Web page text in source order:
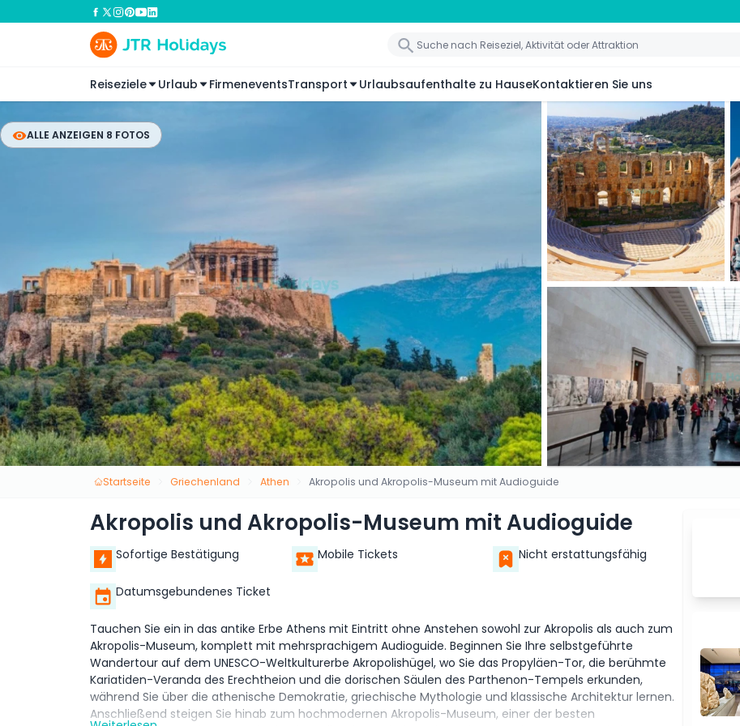
Reiseziele Urlaub FirmeneventsTransport Urlaubsaufenthalte zu HauseKontaktieren Sie uns
ALLE ANZEIGEN 8 FOTOS
Startseite Griechenland Athen Akropolis und Akropolis-Museum mit Audioguide
Akropolis und Akropolis-Museum mit Audioguide
Sofortige Bestätigung Mobile Tickets Nicht erstattungsfähig
Datumsgebundenes Ticket
Tauchen Sie ein in das antike Erbe Athens mit Eintritt ohne Anstehen sowohl zur Akropolis als auch zum
Akropolis-Museum, komplett mit mehrsprachigem Audioguide. Beginnen Sie Ihre selbstgeführte
Wandertour auf dem UNESCO-Weltkulturerbe Akropolishügel, wo Sie das Propyläen-Tor, die berühmte
Kariatiden-Veranda des Erechtheion und die dorischen Säulen des Parthenon-Tempels erkunden,
während Sie über die athenische Demokratie, griechische Mythologie und klassische Architektur lernen.
Anschließend steigen Sie hinab zum hochmodernen Akropolis-Museum, einer der besten